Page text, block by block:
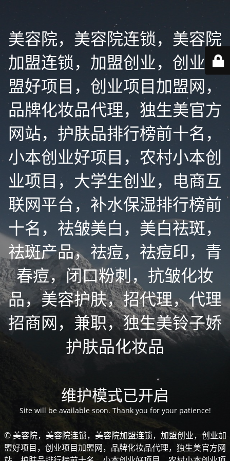
美容院，美容院连锁，美容院
加盟连锁，加盟创业，创业加
盟好项目，创业项目加盟网，
品牌化妆品代理，独生美官方
网站，护肤品排行榜前十名，
小本创业好项目，农村小本创
业项目，大学生创业，电商互
联网平台，补水保湿排行榜前
十名，祛皱美白，美白祛斑，
祛斑产品，祛痘，祛痘印，青
春痘，闭口粉刺，抗皱化妆
品，美容护肤，招代理，代理
招商网，兼职，独生美铃子娇
护肤品化妆品
维护模式已开启
Site will be available soon. Thank you for your patience!
© 美容院，美容院连锁，美容院加盟连锁，加盟创业，创业加
盟好项目，创业项目加盟网，品牌化妆品代理，独生美官方网